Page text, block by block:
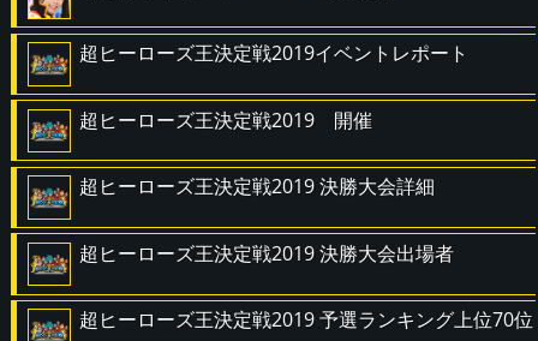
超ヒーローズ王決定戦2019イベントレポート
超ヒーローズ王決定戦2019 開催
超ヒーローズ王決定戦2019 決勝大会詳細
超ヒーローズ王決定戦2019 決勝大会出場者
超ヒーローズ王決定戦2019 予選ランキング上位70位